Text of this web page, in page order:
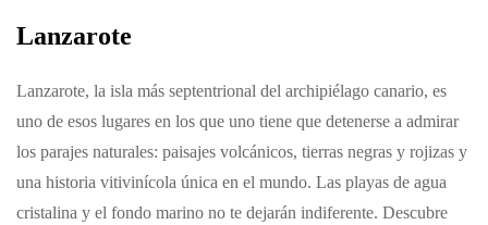
Lanzarote
Lanzarote, la isla más septentrional del archipiélago canario, es
uno de esos lugares en los que uno tiene que detenerse a admirar
los parajes naturales: paisajes volcánicos, tierras negras y rojizas y
una historia vitivinícola única en el mundo. Las playas de agua
cristalina y el fondo marino no te dejarán indiferente. Descubre